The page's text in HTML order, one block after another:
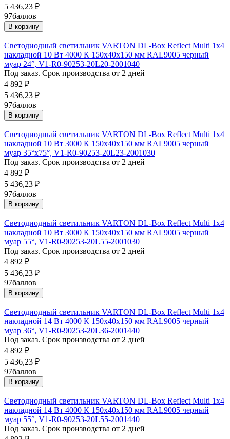
5 436,23 ₽
97баллов
В корзину
Светодиодный светильник VARTON DL-Box Reflect Multi 1x4
накладной 10 Вт 4000 К 150х40х150 мм RAL9005 черный
муар 24°, V1-R0-90253-20L20-2001040
Под заказ. Срок производства от 2 дней
4 892 ₽
5 436,23 ₽
97баллов
В корзину
Светодиодный светильник VARTON DL-Box Reflect Multi 1x4
накладной 10 Вт 3000 К 150х40х150 мм RAL9005 черный
муар 35°x75°, V1-R0-90253-20L23-2001030
Под заказ. Срок производства от 2 дней
4 892 ₽
5 436,23 ₽
97баллов
В корзину
Светодиодный светильник VARTON DL-Box Reflect Multi 1x4
накладной 10 Вт 3000 К 150х40х150 мм RAL9005 черный
муар 55°, V1-R0-90253-20L55-2001030
Под заказ. Срок производства от 2 дней
4 892 ₽
5 436,23 ₽
97баллов
В корзину
Светодиодный светильник VARTON DL-Box Reflect Multi 1x4
накладной 14 Вт 4000 К 150х40х150 мм RAL9005 черный
муар 36°, V1-R0-90253-20L36-2001440
Под заказ. Срок производства от 2 дней
4 892 ₽
5 436,23 ₽
97баллов
В корзину
Светодиодный светильник VARTON DL-Box Reflect Multi 1x4
накладной 14 Вт 4000 К 150х40х150 мм RAL9005 черный
муар 55°, V1-R0-90253-20L55-2001440
Под заказ. Срок производства от 2 дней